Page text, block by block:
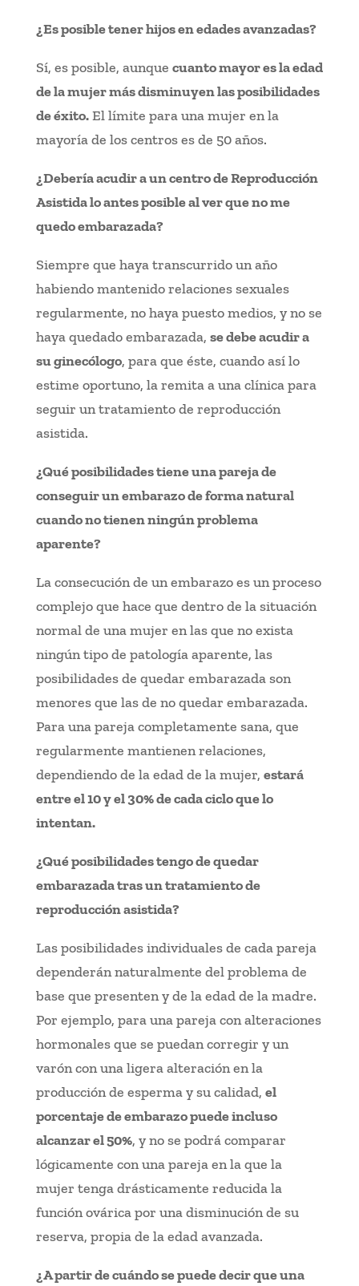
¿Es posible tener hijos en edades avanzadas?
Sí, es posible, aunque cuanto mayor es la edad
de la mujer más disminuyen las posibilidades
de éxito.El límite para una mujer en la
mayoría de los centros es de 50 años.
¿Debería acudir a un centro de Reproducción
Asistida lo antes posible al ver que no me
quedo embarazada?
Siempre que haya transcurrido un año
habiendo mantenido relaciones sexuales
regularmente, no haya puesto medios, y no se
haya quedado embarazada, se debe acudir a
su ginecólogo, para que éste, cuando así lo
estime oportuno, la remita a una clínica para
seguir un tratamiento de reproducción
asistida.
¿Qué posibilidades tiene una pareja de
conseguir un embarazo de forma natural
cuando no tienen ningún problema
aparente?
La consecución de un embarazo es un proceso
complejo que hace que dentro de la situación
normal de una mujer en las que no exista
ningún tipo de patología aparente, las
posibilidades de quedar embarazada son
menores que las de no quedar embarazada.
Para una pareja completamente sana, que
regularmente mantienen relaciones,
dependiendo de la edad de la mujer, estará
entre el 10 y el 30% de cada ciclo que lo
intentan.
¿Qué posibilidades tengo de quedar
embarazada tras un tratamiento de
reproducción asistida?
Las posibilidades individuales de cada pareja
dependerán naturalmente del problema de
base que presenten y de la edad de la madre.
Por ejemplo, para una pareja con alteraciones
hormonales que se puedan corregir y un
varón con una ligera alteración en la
producción de esperma y su calidad, el
porcentaje de embarazo puede incluso
alcanzar el 50%, y no se podrá comparar
lógicamente con una pareja en la que la
mujer tenga drásticamente reducida la
función ovárica por una disminución de su
reserva, propia de la edad avanzada.
¿A partir de cuándo se puede decir que una